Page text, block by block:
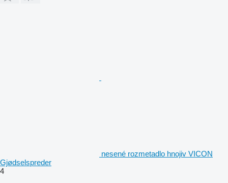
nesené rozmetadlo hnojiv VICON
Gjødselspreder
4